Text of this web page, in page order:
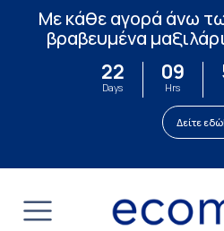
Mε κάθε αγορά άνω
βραβευμένα
22
Days
09
Hrs
Δείτε εδώ!